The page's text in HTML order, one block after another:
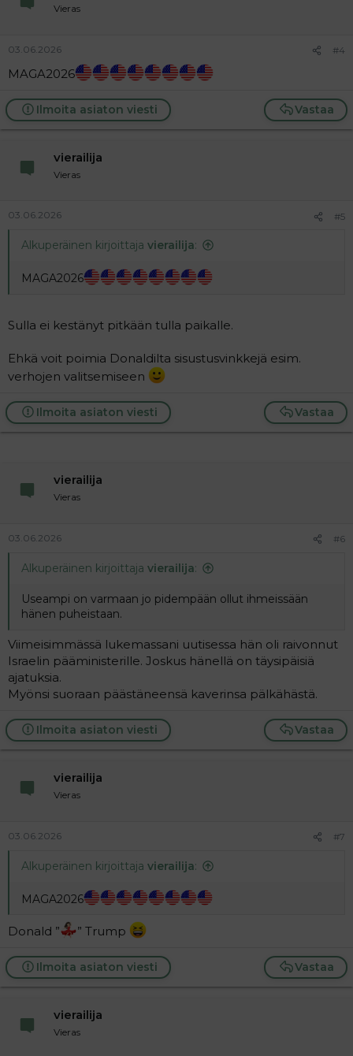
Vieras
03.06.2026 #4
MAGA2026
Vastaa
Ilmoita asiaton viesti
vierailija
Vieras
03.06.2026 #5
Alkuperäinen kirjoittaja vierailija:
MAGA2026
Sulla ei kestänyt pitkään tulla paikalle.
Ehkä voit poimia Donaldilta sisustusvinkkejä esim.
verhojen valitsemiseen
Vastaa
Ilmoita asiaton viesti
vierailija
Vieras
03.06.2026 #6
Alkuperäinen kirjoittaja vierailija:
Useampi on varmaan jo pidempään ollut ihmeissään
hänen puheistaan.
Viimeisimmässä lukemassani uutisessa hän oli raivonnut
Israelin pääministerille. Joskus hänellä on täysipäisiä
ajatuksia.
Myönsi suoraan päästäneensä kaverinsa pälkähästä.
Vastaa
Ilmoita asiaton viesti
vierailija
Vieras
03.06.2026 #7
Alkuperäinen kirjoittaja vierailija:
MAGA2026
Donald ” ” Trump
Vastaa
Ilmoita asiaton viesti
vierailija
Vieras